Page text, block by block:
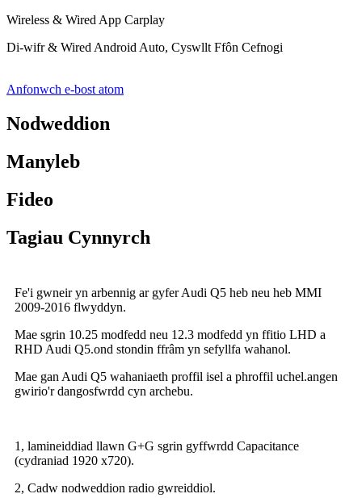
Wireless & Wired App Carplay
Di-wifr & Wired Android Auto, Cyswllt Ffôn Cefnogi
Anfonwch e-bost atom
Nodweddion
Manyleb
Fideo
Tagiau Cynnyrch
Fe'i gwneir yn arbennig ar gyfer Audi Q5 heb neu heb MMI
2009-2016 flwyddyn.
Mae sgrin 10.25 modfedd neu 12.3 modfedd yn ffitio LHD a
RHD Audi Q5.ond stondin ffrâm yn sefyllfa wahanol.
Mae gan Audi Q5 wahaniaeth proffil isel a phroffil uchel.angen
gwirio'r dangosfwrdd cyn archebu.
1, lamineiddiad llawn G+G sgrin gyffwrdd Capacitance
(cydraniad 1920 x720).
2, Cadw nodweddion radio gwreiddiol.